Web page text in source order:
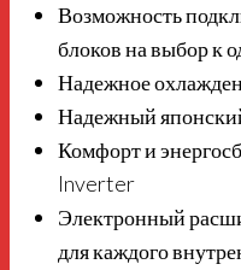
Возможность
блоков на выбор к
Надежное
Надежный
Комфорт и
Inverter
Электронный
для каждого